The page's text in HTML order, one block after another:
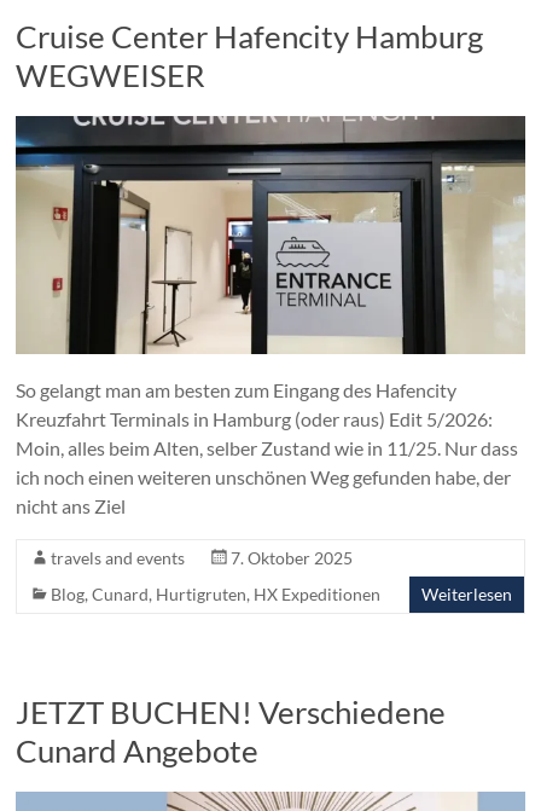
Cruise Center Hafencity Hamburg
WEGWEISER
So gelangt man am besten zum Eingang des Hafencity
Kreuzfahrt Terminals in Hamburg (oder raus) Edit 5/2026:
Moin, alles beim Alten, selber Zustand wie in 11/25. Nur dass
ich noch einen weiteren unschönen Weg gefunden habe, der
nicht ans Ziel
travels and events
7. Oktober 2025
Blog,Cunard, Hurtigruten, HX Expeditionen Weiterlesen
JETZT BUCHEN! Verschiedene
Cunard Angebote